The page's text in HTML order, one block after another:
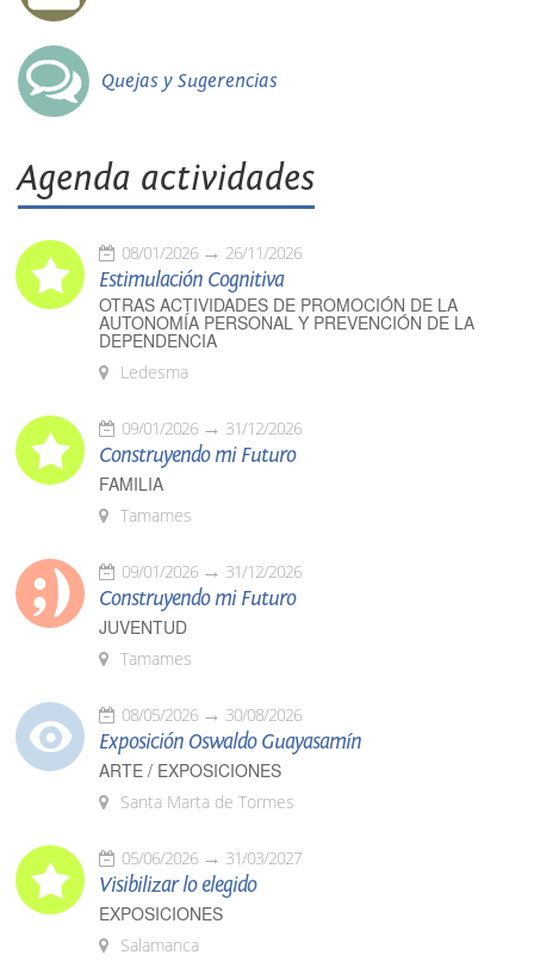
Quejas y Sugerencias
Agenda actividades
08/01/2026 26/11/2026
Estimulación Cognitiva
OTRAS ACTIVIDADES DE PROMOCIÓN DE LA
AUTONOMÍA PERSONAL Y PREVENCIÓN DE LA
DEPENDENCIA
Ledesma
09/01/2026 31/12/2026
Construyendo mi Futuro
FAMILIA
Tamames
09/01/2026 31/12/2026
Construyendo mi Futuro
JUVENTUD
Tamames
08/05/2026 30/08/2026
Exposición Oswaldo Guayasamín
ARTE / EXPOSICIONES
Santa Marta de Tormes
05/06/2026 31/03/2027
Visibilizar lo elegido
EXPOSICIONES
Salamanca